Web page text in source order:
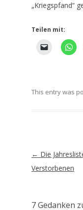
„Kriegspfand“
Teilen mit:
This entry was
Artikel-
Navigation
← Die
Verstorbenen
7 Gedanken